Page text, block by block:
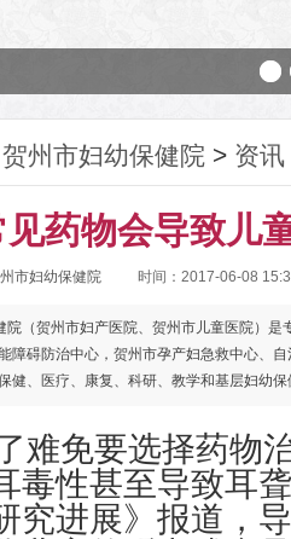
贺州市妇幼保健院 > 资讯
见药物会导致儿
市妇幼保健院 时间：2017-06-08
院（贺州市妇产医院、贺州市儿童医院）
障碍防治中心，贺州市孕产妇急救中心、
健、医疗、康复、科研、教学和基层妇幼
难免要选择药物
毒性甚至导致耳
究进展》报道，